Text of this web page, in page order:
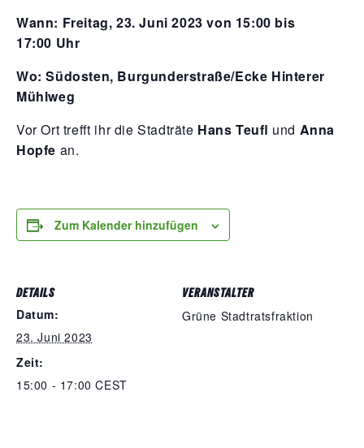
Wann: Frei­tag, 23. Juni2023 von 15:00 bis
17:00 Uhr
Wo: Süd­os­ten, Burgunderstraße/Ecke Hin­te­rer
Mühlweg
Vor Ort trefft ihr die Stadt­rä­te Hans Teufl und Anna
Hop­fe an.
Zum Kalender hinzufügen
DETAILS
Datum:
23. Juni 2023
Zeit:
15:00 - 17:00CEST
VERANSTALTER
Grüne Stadtratsfraktion